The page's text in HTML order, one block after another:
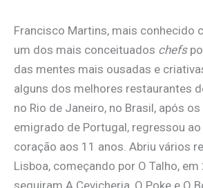
Francisco Martins, mais conhecido
um dos mais conceituados chefs
das mentes mais ousadas e
alguns dos melhores restaurantes
no Rio de Janeiro, no Brasil, após
emigrado de Portugal, regressou
coração aos 11 anos. Abriu vários
Lisboa, começando por O Talho, em
seguiram A Cevicheria, O Poke e O